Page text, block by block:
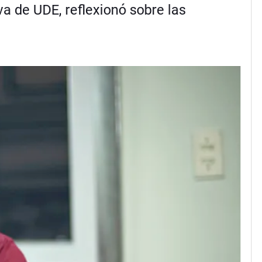
de UDE, reflexionó sobre las